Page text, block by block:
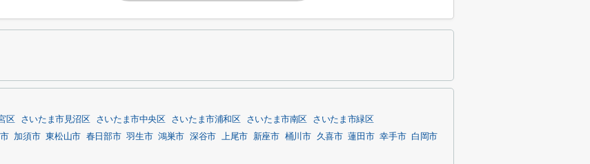
区 さいたま市見沼区 さいたま市中央区 さいたま市浦和区 さいたま市南区
さいたま市緑区
加須市 東松山市 春日部市 羽生市 鴻巣市 深谷市 上尾市 新座市 桶川市 久喜市 蓮田市 幸手市
白岡市